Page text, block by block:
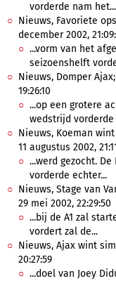
vorderde nam het...
Nieuws, Favoriete
december 2002,
...vorm van het
seizoenshelft
Nieuws, Domper
19:26:10
...op een grotere
wedstrijd vorderde
Nieuws, Koeman
11 augustus 2002,
...werd gezocht. De
vorderde echter...
Nieuws, Stage van
29 mei 2002, 22:29:50
...bij de A1 zal
vordert zal de...
Nieuws, Ajax wint
20:27:59
...doel van Joey